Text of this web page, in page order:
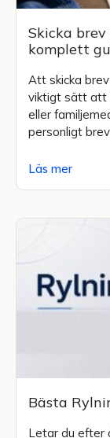
Skicka
komplett
Att skicka
viktigt sätt att
eller
personligt
Läs mer
Bästa
Letar du efter